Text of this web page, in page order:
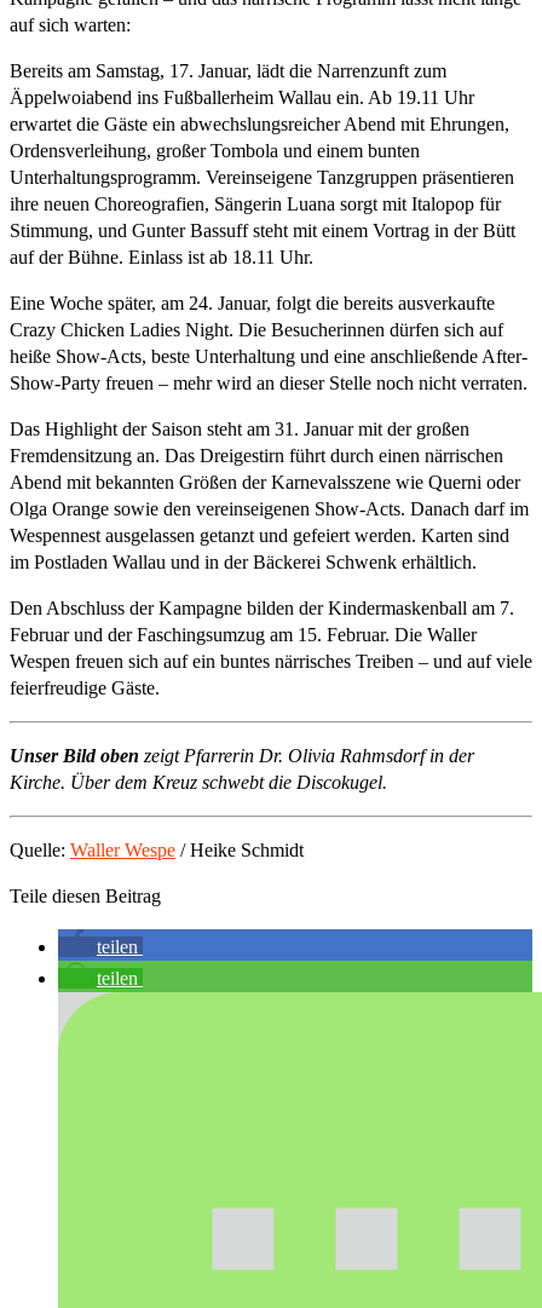
auf sich warten:
Bereits am Samstag, 17. Januar, lädt die Narrenzunft zum
Äppelwoiabend ins Fußballerheim Wallau ein. Ab 19.11 Uhr
erwartet die Gäste ein abwechslungsreicher Abend mit Ehrungen,
Ordensverleihung, großer Tombola und einem bunten
Unterhaltungsprogramm. Vereinseigene Tanzgruppen präsentieren
ihre neuen Choreografien, Sängerin Luana sorgt mit Italopop für
Stimmung, und Gunter Bassuff steht mit einem Vortrag in der Bütt
auf der Bühne. Einlass ist ab 18.11 Uhr.
Eine Woche später, am 24. Januar, folgt die bereits ausverkaufte
Crazy Chicken Ladies Night. Die Besucherinnen dürfen sich auf
heiße Show-Acts, beste Unterhaltung und eine anschließende After-
Show-Party freuen – mehr wird an dieser Stelle noch nicht verraten.
Das Highlight der Saison steht am 31. Januar mit der großen
Fremdensitzung an. Das Dreigestirn führt durch einen närrischen
Abend mit bekannten Größen der Karnevalsszene wie Querni oder
Olga Orange sowie den vereinseigenen Show-Acts. Danach darf im
Wespennest ausgelassen getanzt und gefeiert werden. Karten sind
im Postladen Wallau und in der Bäckerei Schwenk erhältlich.
Den Abschluss der Kampagne bilden der Kindermaskenball am 7.
Februar und der Faschingsumzug am 15. Februar. Die Waller
Wespen freuen sich auf ein buntes närrisches Treiben – und auf viele
feierfreudige Gäste.
Unser Bild oben zeigt Pfarrerin Dr. Olivia Rahmsdorf in der
Kirche. Über dem Kreuz schwebt die Discokugel.
Quelle: Waller Wespe / Heike Schmidt
Teile diesen Beitrag
teilen
teilen